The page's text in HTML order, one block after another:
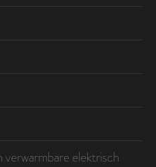
verwarmbare elektrisch